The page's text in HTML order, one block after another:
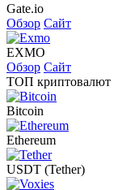
Gate.io
Обзор Сайт
EXMO
Обзор Сайт
ТОП криптовалют
Bitcoin
Ethereum
USDT (Tether)